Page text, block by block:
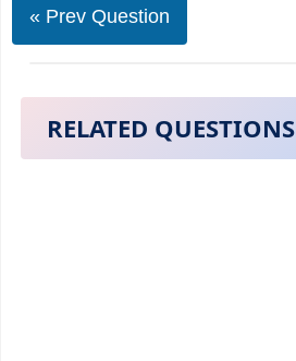
« Prev Question
RELATED QUESTIONS